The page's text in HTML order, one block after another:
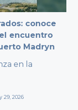
conoce
encuentro
Madryn
en la
29, 2026